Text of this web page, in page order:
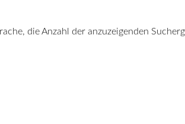
die Anzahl der anzuzeigenden